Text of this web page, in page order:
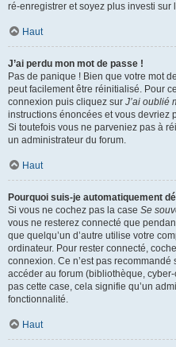
ré-enregistrer et soyez plus investi sur
Haut
J’ai perdu mon mot de passe !
Pas de panique ! Bien que votre mot
peut facilement être réinitialisé. Pour
connexion puis cliquez sur J’ai oublié
instructions énoncées et vous devriez
Si toutefois vous ne parveniez pas à
un administrateur du forum.
Haut
Pourquoi suis-je automatiquement
Si vous ne cochez pas la case Se
vous ne resterez connecté que
que quelqu’un d’autre utilise votre
ordinateur. Pour rester connecté,
connexion. Ce n’est pas
accéder au forum (bibliothèque,
pas cette case, cela signifie qu’un
fonctionnalité.
Haut